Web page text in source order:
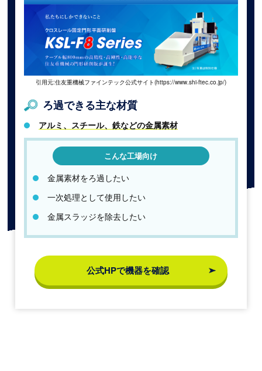
引用元:住友重機械ファインテック公式サイト(https://www.shi-ftec.co.jp/)
ろ過できる主な材質
アルミ、スチール、鉄などの金属素材
こんな工場向け
金属素材をろ過したい
一次処理として使用したい
金属スラッジを除去したい
公式HPで機器を確認